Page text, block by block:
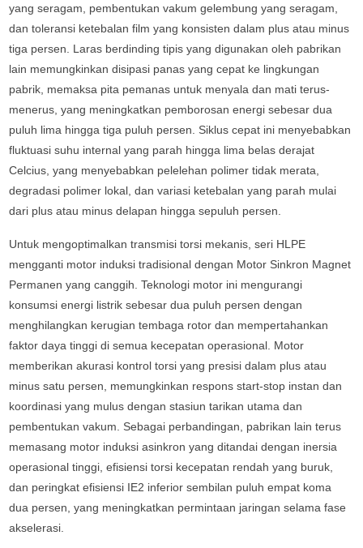
yang seragam, pembentukan vakum gelembung yang seragam,
dan toleransi ketebalan film yang konsisten dalam plus atau minus
tiga persen. Laras berdinding tipis yang digunakan oleh pabrikan
lain memungkinkan disipasi panas yang cepat ke lingkungan
pabrik, memaksa pita pemanas untuk menyala dan mati terus-
menerus, yang meningkatkan pemborosan energi sebesar dua
puluh lima hingga tiga puluh persen. Siklus cepat ini menyebabkan
fluktuasi suhu internal yang parah hingga lima belas derajat
Celcius, yang menyebabkan pelelehan polimer tidak merata,
degradasi polimer lokal, dan variasi ketebalan yang parah mulai
dari plus atau minus delapan hingga sepuluh persen.
Untuk mengoptimalkan transmisi torsi mekanis, seri HLPE
mengganti motor induksi tradisional dengan Motor Sinkron Magnet
Permanen yang canggih. Teknologi motor ini mengurangi
konsumsi energi listrik sebesar dua puluh persen dengan
menghilangkan kerugian tembaga rotor dan mempertahankan
faktor daya tinggi di semua kecepatan operasional. Motor
memberikan akurasi kontrol torsi yang presisi dalam plus atau
minus satu persen, memungkinkan respons start-stop instan dan
koordinasi yang mulus dengan stasiun tarikan utama dan
pembentukan vakum. Sebagai perbandingan, pabrikan lain terus
memasang motor induksi asinkron yang ditandai dengan inersia
operasional tinggi, efisiensi torsi kecepatan rendah yang buruk,
dan peringkat efisiensi IE2 inferior sembilan puluh empat koma
dua persen, yang meningkatkan permintaan jaringan selama fase
akselerasi.